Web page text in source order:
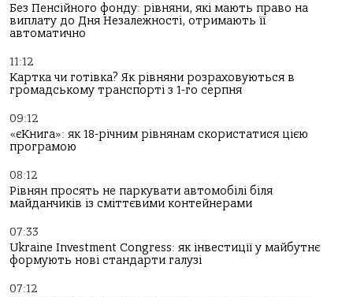
Без Пенсійного фонду: рівняни, які мають право на
виплату до Дня Незалежності, отримають її
автоматично
11:12
Картка чи готівка? Як рівняни розраховуються в
громадському транспорті з 1-го серпня
09:12
«єКнига»: як 18-річним рівнянам скористатися цією
програмою
08:12
Рівнян просять не паркувати автомобілі біля
майданчиків із сміттєвими контейнерами
07:33
Ukraine Investment Congress: як інвестиції у майбутнє
формують нові стандарти галузі
07:12